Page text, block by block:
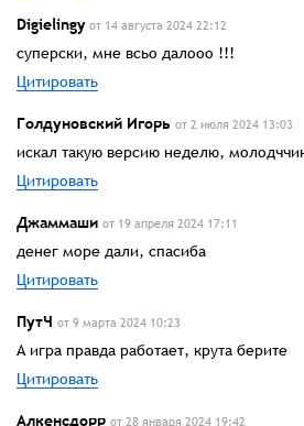
Digielingy от 14 августа 2024 22:12
суперски, мне всьо далооо !!!
Цитировать
Голдуновский Игорь от 2 июля 2024 13:03
искал такую версию неделю,
Цитировать
Джаммаши от 19 апреля 2024 17:11
денег море дали, спасиба
Цитировать
ПутЧ от 9 марта 2024 10:23
А игра правда работает, крута берите
Цитировать
Алкенсдорр от 28 января 2024 19:42